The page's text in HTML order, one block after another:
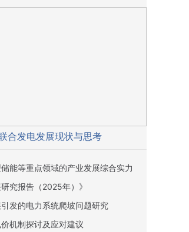
合发电发展现状与思考
能等重点领域的产业发展综合实力
究报告（2025年）》
发的电力系统爬坡问题研究
机制探讨及应对建议